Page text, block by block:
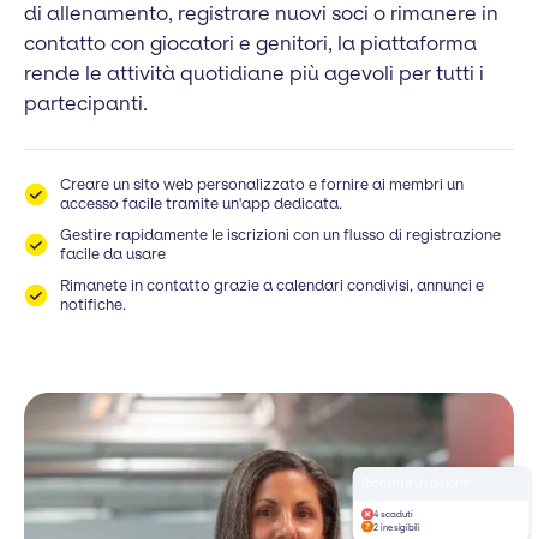
di allenamento, registrare nuovi soci o rimanere in
contatto con giocatori e genitori, la piattaforma
rende le attività quotidiane più agevoli per tutti i
partecipanti.
Creare un sito web personalizzato e fornire ai membri un
accesso facile tramite un'app dedicata.
Gestire rapidamente le iscrizioni con un flusso di registrazione
facile da usare
Rimanete in contatto grazie a calendari condivisi, annunci e
notifiche.
4 scaduti
2 inesigibili